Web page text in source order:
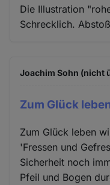
Die Illustration
Schrecklich.
Joachim Sohn (nicht
Zum Glück
Zum Glück leben
'Fressen und
Sicherheit noch
Pfeil und Bogen